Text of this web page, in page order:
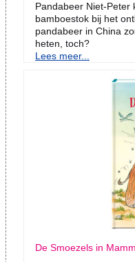
Pandabeer Niet-Peter
bamboestok bij het
pandabeer in China
heten, toch?
Lees meer...
De Smoezels in